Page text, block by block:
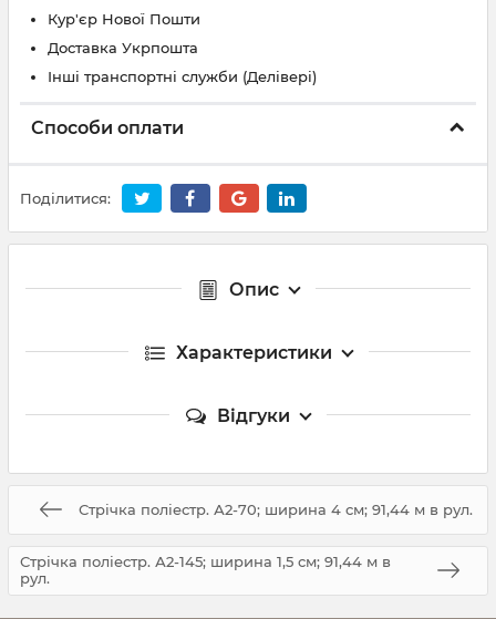
Кур'єр Нової Пошти
Доставка Укрпошта
Інші транспортні служби (Делівері)
Способи оплати
Поділитися:
Опис
Характеристики
Відгуки
Стрічка поліестр. А2-70; ширина 4 см; 91,44 м в рул.
Стрічка поліестр. А2-145; ширина 1,5 см; 91,44 м в
рул.